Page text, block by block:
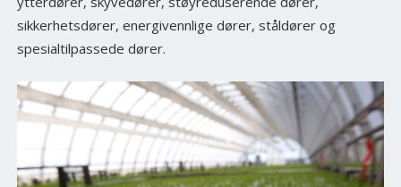
sikkerhetsdører, energivennlige dører, ståldører og
spesialtilpassede dører.